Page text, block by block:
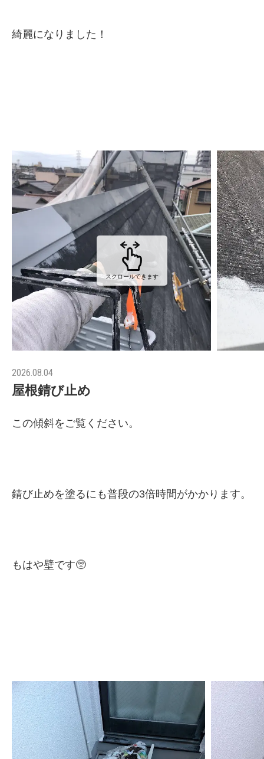
綺麗になりました！
スクロールできます
2026.08.04
屋根錆び止め
この傾斜をご覧ください。
錆び止めを塗るにも普段の3倍時間がかかります。
もはや壁です🥺